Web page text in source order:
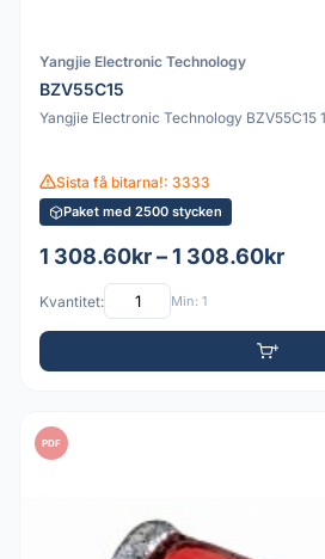
Yangjie Electronic Technology
BZV55C15
Yangjie Electronic Technology BZV55C15
Sista få bitarna!: 3333
Paket med 2500 stycken
1 308.60kr – 1 308.60kr
Kvantitet: Min: 1
PDF